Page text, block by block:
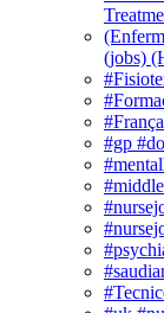
(jobs)
#gp